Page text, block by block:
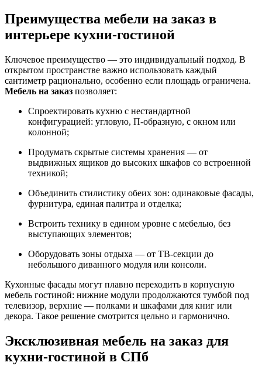
Преимущества мебели на заказ в
интерьере кухни-гостиной
Ключевое преимущество — это индивидуальный подход. В
открытом пространстве важно использовать каждый
сантиметр рационально, особенно если площадь ограничена.
Мебель на заказ позволяет:
Спроектировать кухню с нестандартной
конфигурацией: угловую, П-образную, с окном или
колонной;
Продумать скрытые системы хранения — от
выдвижных ящиков до высоких шкафов со встроенной
техникой;
Объединить стилистику обеих зон: одинаковые фасады,
фурнитура, единая палитра и отделка;
Встроить технику в едином уровне с мебелью, без
выступающих элементов;
Оборудовать зоны отдыха — от ТВ-секции до
небольшого диванного модуля или консоли.
Кухонные фасады могут плавно переходить в корпусную
мебель гостиной: нижние модули продолжаются тумбой под
телевизор, верхние — полками и шкафами для книг или
декора. Такое решение смотрится цельно и гармонично.
Эксклюзивная мебель на заказ для
кухни-гостиной в СПб